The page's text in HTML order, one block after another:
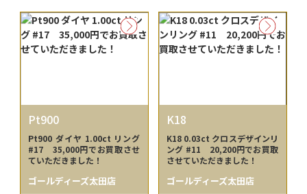
Pt900
Pt900 ダイヤ 1.00ct リング
#17 35,000円でお買取させ
ていただきました！
ゴールディーズ太田店
K18
K18 0.03ct クロスデザインリ
ング #11 20,200円でお買取
させていただきました！
ゴールディーズ太田店